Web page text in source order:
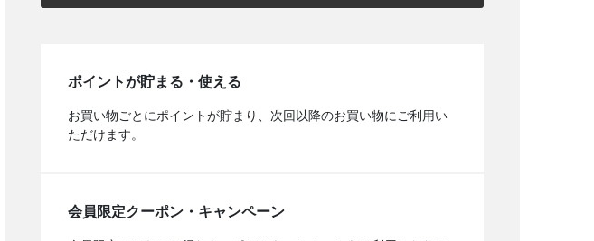
ポイントが貯まる・使える
お買い物ごとにポイントが貯まり、次回以降のお買い物にご利用い
ただけます。
会員限定クーポン・キャンペーン